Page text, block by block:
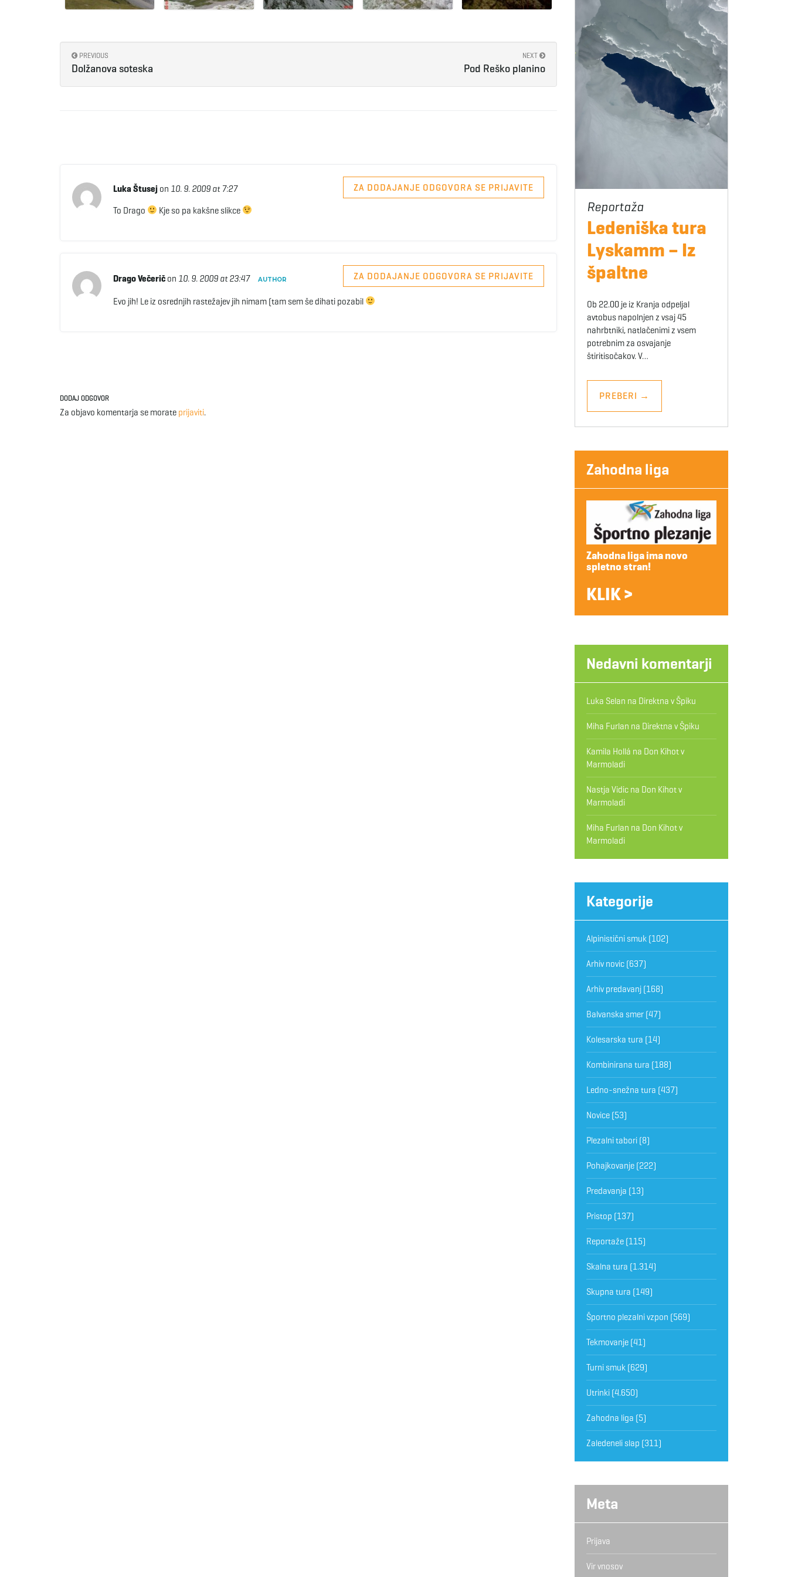
PREVIOUS
Dolžanova soteska
NEXT
Pod Reško planino
Luka Štusejon 10. 9. 2009 at 7:27 ZA DODAJANJE ODGOVORA SE PRIJAVITE
To Drago Kje so pa kakšne slikce
Drago Večeričon 10. 9. 2009 at 23:47 AUTHOR ZA DODAJANJE ODGOVORA SE PRIJAVITE
Evo jih! Le iz osrednjih rastežajev jih nimam (tam sem še dihati pozabil
DODAJ ODGOVOR
Za objavo komentarja se morate prijaviti.
Ledeniška tura
Lyskamm – Iz
špaltne
Ob 22.00 je iz Kranja odpeljal
avtobus napolnjen z vsaj 45
nahrbtniki, natlačenimi z vsem
potrebnim za osvajanje
štiritisočakov. V…
PREBERI →
Zahodna liga
Zahodna liga ima novo
spletno stran!
KLIK >
Nedavni komentarji
Luka Selan na Direktna v Špiku
Miha Furlan na Direktna v Špiku
Kamila Hollá na Don Kihot v
Marmoladi
Nastja Vidicna Don Kihot v
Marmoladi
Miha Furlan na Don Kihot v
Marmoladi
Kategorije
Alpinistični smuk(102)
Arhiv novic(637)
Arhiv predavanj(168)
Balvanska smer(47)
Kolesarska tura (14)
Kombinirana tura (188)
Ledno-snežna tura (437)
Novice(53)
Plezalni tabori(8)
Pohajkovanje(222)
Predavanja (13)
Pristop (137)
Reportaže(115)
Skalna tura (1.314)
Skupna tura (149)
Športno plezalni vzpon (569)
Tekmovanje(41)
Turni smuk(629)
Utrinki(4.650)
Zahodna liga (5)
Zaledeneli slap (311)
Meta
Prijava
Vir vnosov